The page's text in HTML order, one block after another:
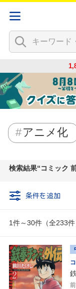
アニメ化
検索結果 コミック
条件を追加
1件～30件（全233件